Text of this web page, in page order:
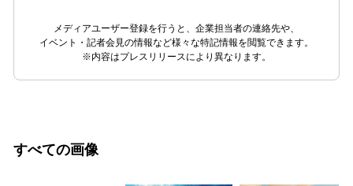
メディアユーザー登録を行うと、企業担当者の連絡先や、
イベント・記者会見の情報など様々な特記情報を閲覧できます。
※内容はプレスリリースにより異なります。
すべての画像